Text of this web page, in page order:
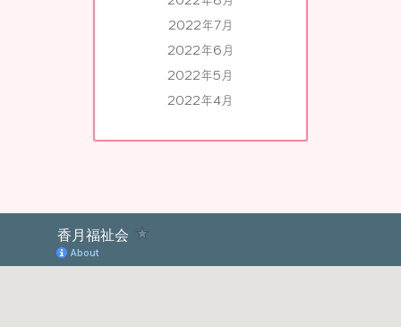
2022年7月
2022年6月
2022年5月
2022年4月